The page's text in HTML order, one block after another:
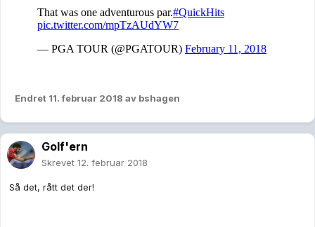
Endret 11. februar 2018 av bshagen
Golf'ern
Skrevet 12. februar 2018
Så det, rått det der!